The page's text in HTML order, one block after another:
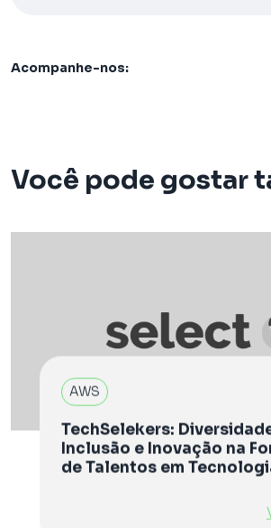
Acompanhe-nos:
Você pode gostar
AWS
TechSelekers:
Inclusão e Inovação na
de Talentos em